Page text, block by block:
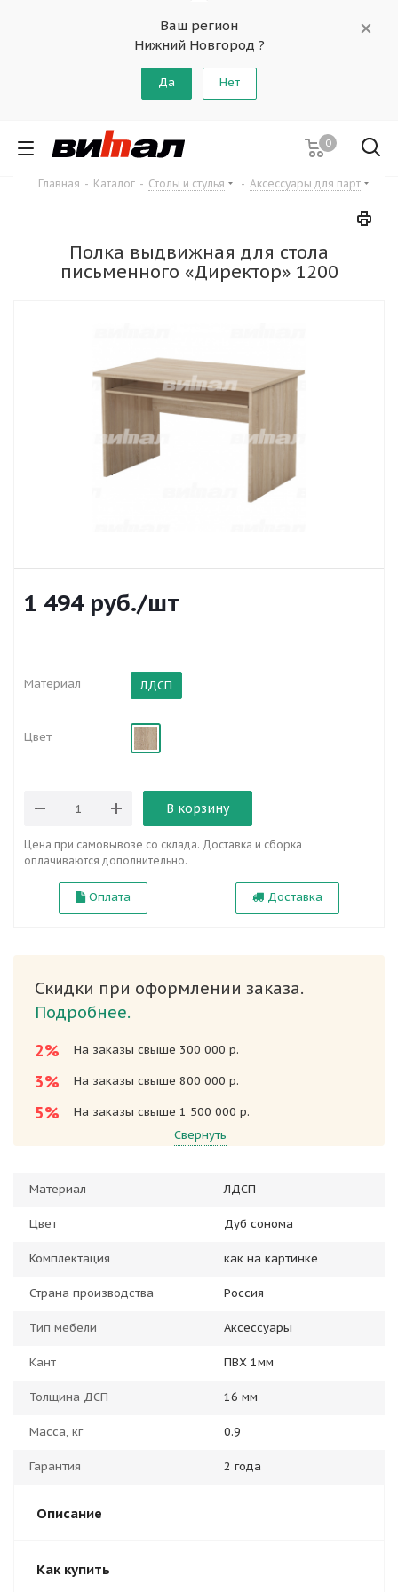
Ваш регион
Нижний Новгород ?
Да Нет
0
Главная - Каталог - Столы и стулья - Аксессуары для парт
Полка выдвижная для стола
письменного «Директор» 1200
1 494руб./шт
Материал ЛДСП
Цвет
В корзину
Цена при самовывозе со склада. Доставка и сборка
оплачиваются дополнительно.
Оплата Доставка
Скидки при оформлении заказа.
Подробнее.
2%
На заказы свыше 300 000 р.
3% На заказы свыше 800 000 р.
5%
На заказы свыше 1 500 000 р.
Свернуть
Материал ЛДСП
Цвет Дуб сонома
Комплектация как на картинке
Страна производства Россия
Тип мебели Аксессуары
Кант ПВХ 1мм
Толщина ДСП 16 мм
Масса, кг 0.9
Гарантия 2 года
Описание
Как купить